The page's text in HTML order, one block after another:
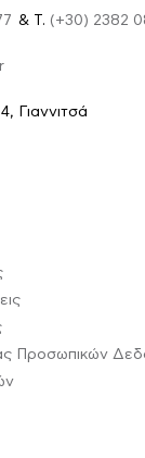
& Τ. (+30) 2382
Γιαννιτσά
Προσωπικών